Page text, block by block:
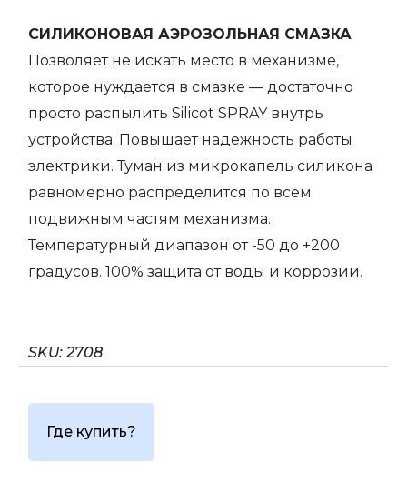
СИЛИКОНОВАЯ АЭРОЗОЛЬНАЯ СМАЗКА
Позволяет не искать место в механизме,
которое нуждается в смазке — достаточно
просто распылить Silicot SPRAY внутрь
устройства. Повышает надежность работы
электрики. Туман из микрокапель силикона
равномерно распределится по всем
подвижным частям механизма.
Температурный диапазон от -50 до +200
градусов. 100% защита от воды и коррозии.
SKU:2708
Где купить?